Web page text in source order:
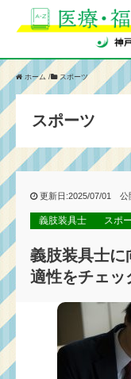
ホーム / スポーツ
スポーツ
更新日:2025/07/01 公
義肢装具士 スポ
義肢装具士に
適性をチェッ